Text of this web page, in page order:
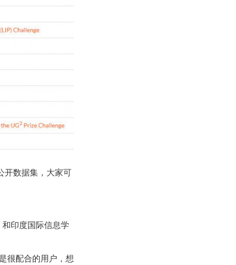
开数据集，大家可
印度国际信息学
很配合的用户，想